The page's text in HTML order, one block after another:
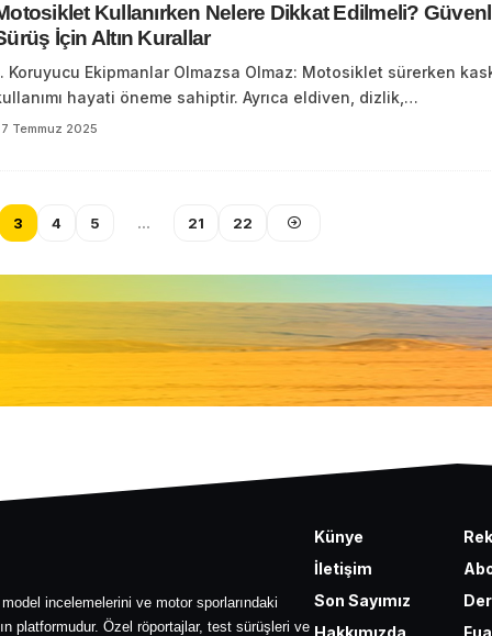
Kullanırken Nelere Dikkat Edilmeli?
İçin Altın Kurallar
Koruyucu Ekipmanlar Olmazsa Olmaz: Motosiklet sürerken
hayati öneme sahiptir. Ayrıca eldiven, dizlik,…
Temmuz 2025
3 4 5 … 21 22
incelemelerini ve motor sporlarındaki
platformudur. Özel röportajlar, test sürüşleri ve
Künye
İletişim
Son Sayımız